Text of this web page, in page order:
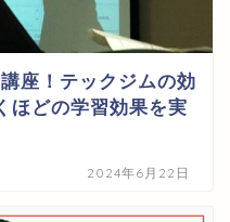
座！テックジムの効
ほどの学習効果を実
2024年6月22日